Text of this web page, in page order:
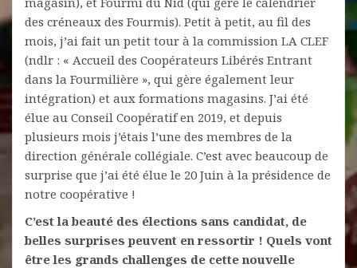
des créneaux des Fourmis). Petit à petit, au fil des
mois, j’ai fait un petit tour à la commission LA CLEF
(ndlr : « Accueil des Coopérateurs Libérés Entrant
dans la Fourmilière », qui gère également leur
intégration) et aux formations magasins. J’ai été
élue au Conseil Coopératif en 2019, et depuis
plusieurs mois j’étais l’une des membres de la
direction générale collégiale. C’est avec beaucoup de
surprise que j’ai été élue le 20 Juin à la présidence de
notre coopérative !
C’est la beauté des élections sans candidat, de
belles surprises peuvent en ressortir ! Quels vont
être les grands challenges de cette nouvelle